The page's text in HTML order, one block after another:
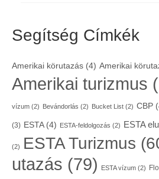
Segítség Címkék
Amerikai körutazás (4) Amerikai
Amerikai turizmus
vízum (2) Bevándorlás (2) Bucket List (2) CBP
(3) ESTA(4) ESTA-feldolgozás (2) ESTA
(2) ESTA Turizmus
utazás (79) ESTA vízum (2)